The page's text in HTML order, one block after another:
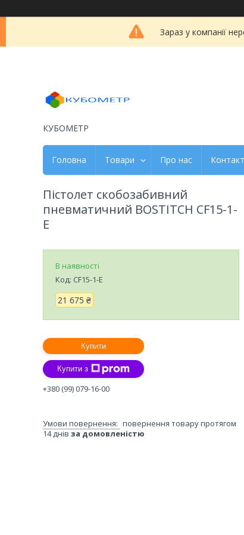
Зараз у компанії
КУБОМЕТР
Головна Товари Про нас
Пістолет скобозабивний
пневматичний BOSTITCH CF15-1-
E
В наявності
Код: CF15-1-E
21 675 ₴
Купити
Купити з
+380 (99) 079-16-00
повернення товару протягом
14 днів за домовленістю